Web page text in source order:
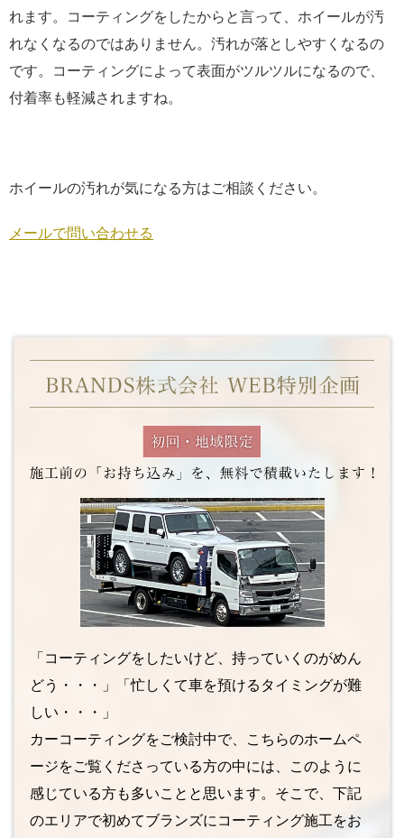
れます。コーティングをしたからと言って、ホイールが汚
れなくなるのではありません。汚れが落としやすくなるの
です。コーティングによって表面がツルツルになるので、
付着率も軽減されますね。
ホイールの汚れが気になる方はご相談ください。
メールで問い合わせる
「コーティングをしたいけど、持っていくのがめん
どう・・・」「忙しくて車を預けるタイミングが難
しい・・・」
カーコーティングをご検討中で、こちらのホームペ
ージをご覧くださっている方の中には、このように
感じている方も多いことと思います。そこで、下記
のエリアで初めてブランズにコーティング施工をお